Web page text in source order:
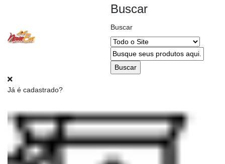
Buscar
Buscar
Já é cadastrado?